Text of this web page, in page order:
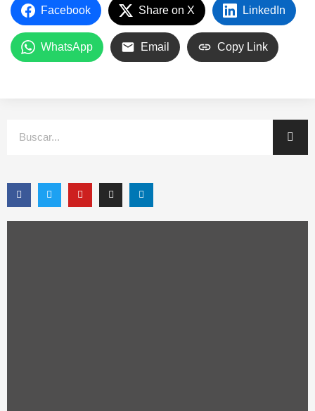
Facebook Share on X LinkedIn
WhatsApp Email Copy Link